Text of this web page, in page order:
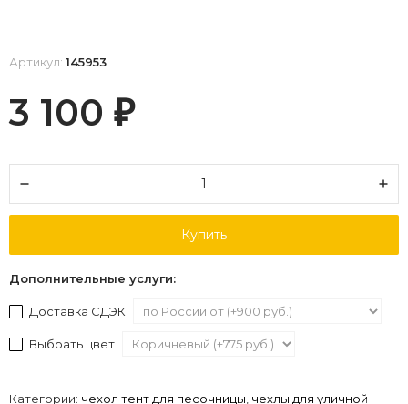
Артикул: 145953
3 100 ₽
Купить
Дополнительные услуги:
Доставка СДЭК
Выбрать цвет
Категории: чехол тент для песочницы чехлы для уличной